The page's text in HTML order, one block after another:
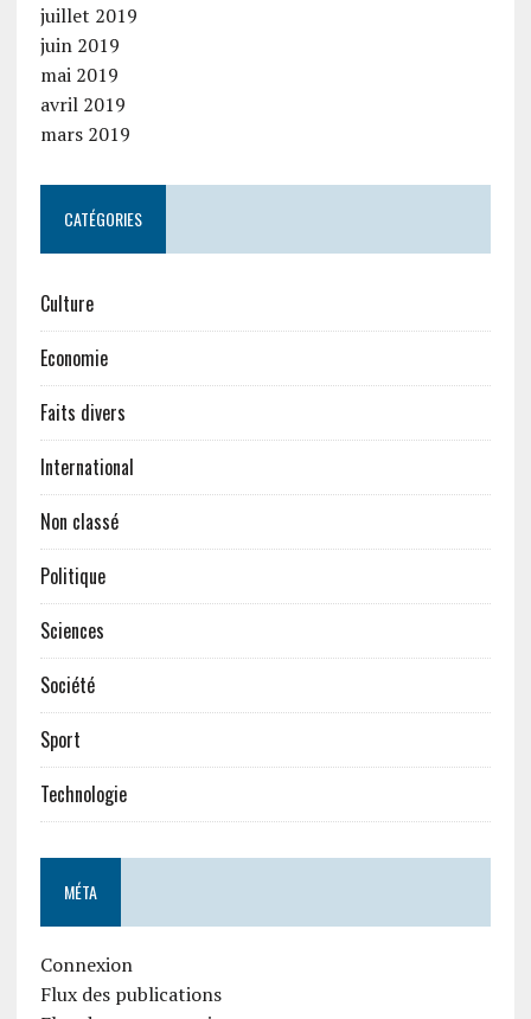
juillet 2019
juin 2019
mai 2019
avril 2019
mars 2019
CATÉGORIES
Culture
Economie
Faits divers
International
Non classé
Politique
Sciences
Société
Sport
Technologie
MÉTA
Connexion
Flux des publications